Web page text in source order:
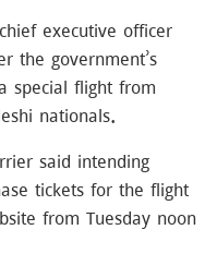
executive officer
the government’s
special flight from
nationals.
said intending
tickets for the flight
from Tuesday noon